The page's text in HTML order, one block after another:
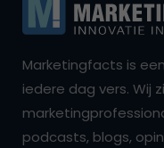
Marketingfacts is
iedere dag vers. Wij
podcasts, blogs,